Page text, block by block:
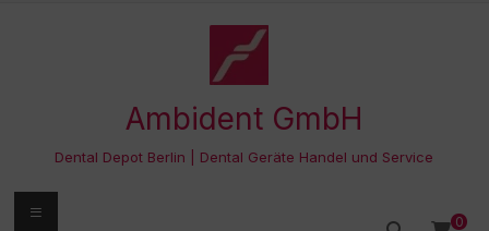
Ambident GmbH
Dental Depot Berlin | Dental Geräte Handel und Service
0
Menü